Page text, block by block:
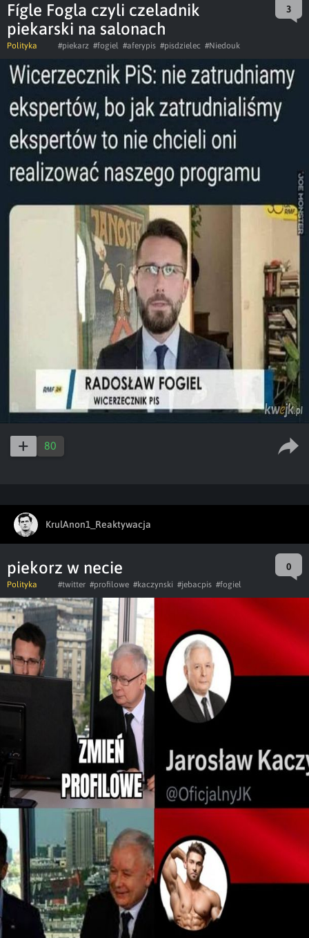
Fígle Fogla czyli czeladnik
piekarski na salonach
3
Polityka #piekarz #fogiel #aferypis #pisdzielec #Niedouk
80
KrulAnon1_Reaktywacja
piekorz w necie 0
Polityka #twitter #profilowe #kaczynski #jebacpis #fogiel